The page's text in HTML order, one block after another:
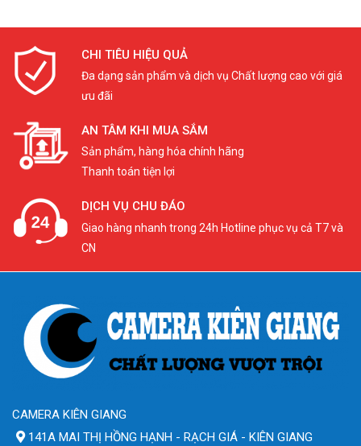
CHI TIÊU HIỆU QUẢ
Đa dạng sản phẩm và dịch vụ Chất lượng cao với giá
ưu đãi
AN TÂM KHI MUA SẮM
Sản phẩm, hàng hóa chính hãng
Thanh toán tiện lợi
DỊCH VỤ CHU ĐÁO
Giao hàng nhanh trong 24h Hotline phục vụ cả T7 và
CN
CAMERA KIÊN GIANG
141A MAI THỊ HỒNG HẠNH - RẠCH GIÁ - KIÊN GIANG